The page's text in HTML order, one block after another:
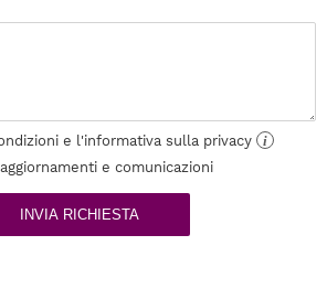
e l'informativa sulla privacy
i
e comunicazioni
INVIA RICHIESTA